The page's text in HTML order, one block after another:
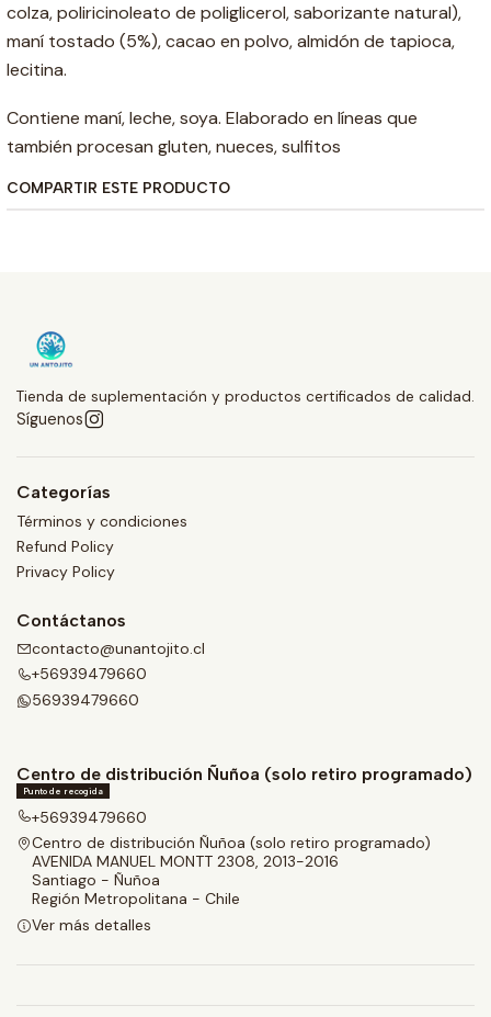
colza, poliricinoleato de poliglicerol, saborizante natural),
maní tostado (5%), cacao en polvo, almidón de tapioca,
lecitina.
Contiene maní, leche, soya. Elaborado en líneas que
también procesan gluten, nueces, sulfitos
COMPARTIR ESTE PRODUCTO
Tienda de suplementación y productos certificados de calidad.
Síguenos
Categorías
Términos y condiciones
Refund Policy
Privacy Policy
Contáctanos
contacto@unantojito.cl
+56939479660
56939479660
Centro de distribución Ñuñoa (solo retiro programado)
Punto de recogida
+56939479660
Centro de distribución Ñuñoa (solo retiro programado)
AVENIDA MANUEL MONTT 2308, 2013-2016
Santiago - Ñuñoa
Región Metropolitana - Chile
Ver más detalles